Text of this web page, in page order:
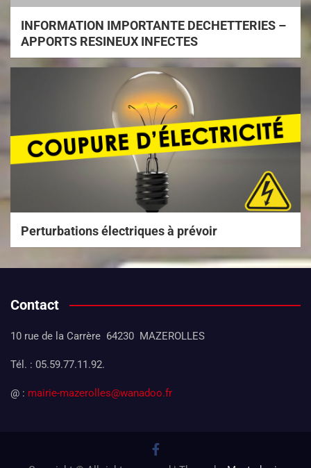
INFORMATION IMPORTANTE DECHETTERIES –
APPORTS RESINEUX INFECTES
Perturbations électriques à prévoir
Contact
10 rue de la Carrère 64230 MAZEROLLES
Tél. : 05.59.77.11.92.
@ : mairie-mazerolles@wanadoo.fr